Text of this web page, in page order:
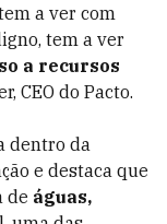
a ver com
tem a ver
a recursos
CEO do Pacto.
dentro da
e destaca que
de águas,